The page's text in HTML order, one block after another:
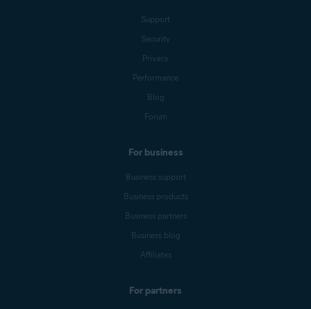
Support
Security
Privacy
Performance
Blog
Forum
For business
Business support
Business products
Business partners
Business blog
Affiliates
For partners